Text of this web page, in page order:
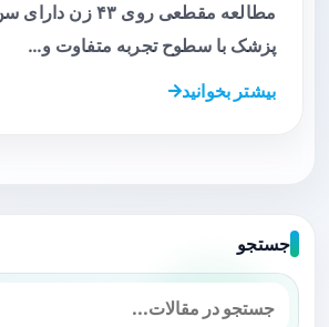
مطالعه مقطعی روی
پزشک با سطوح تجربه متفاوت و…
بیشتر بخوانید
جستجو